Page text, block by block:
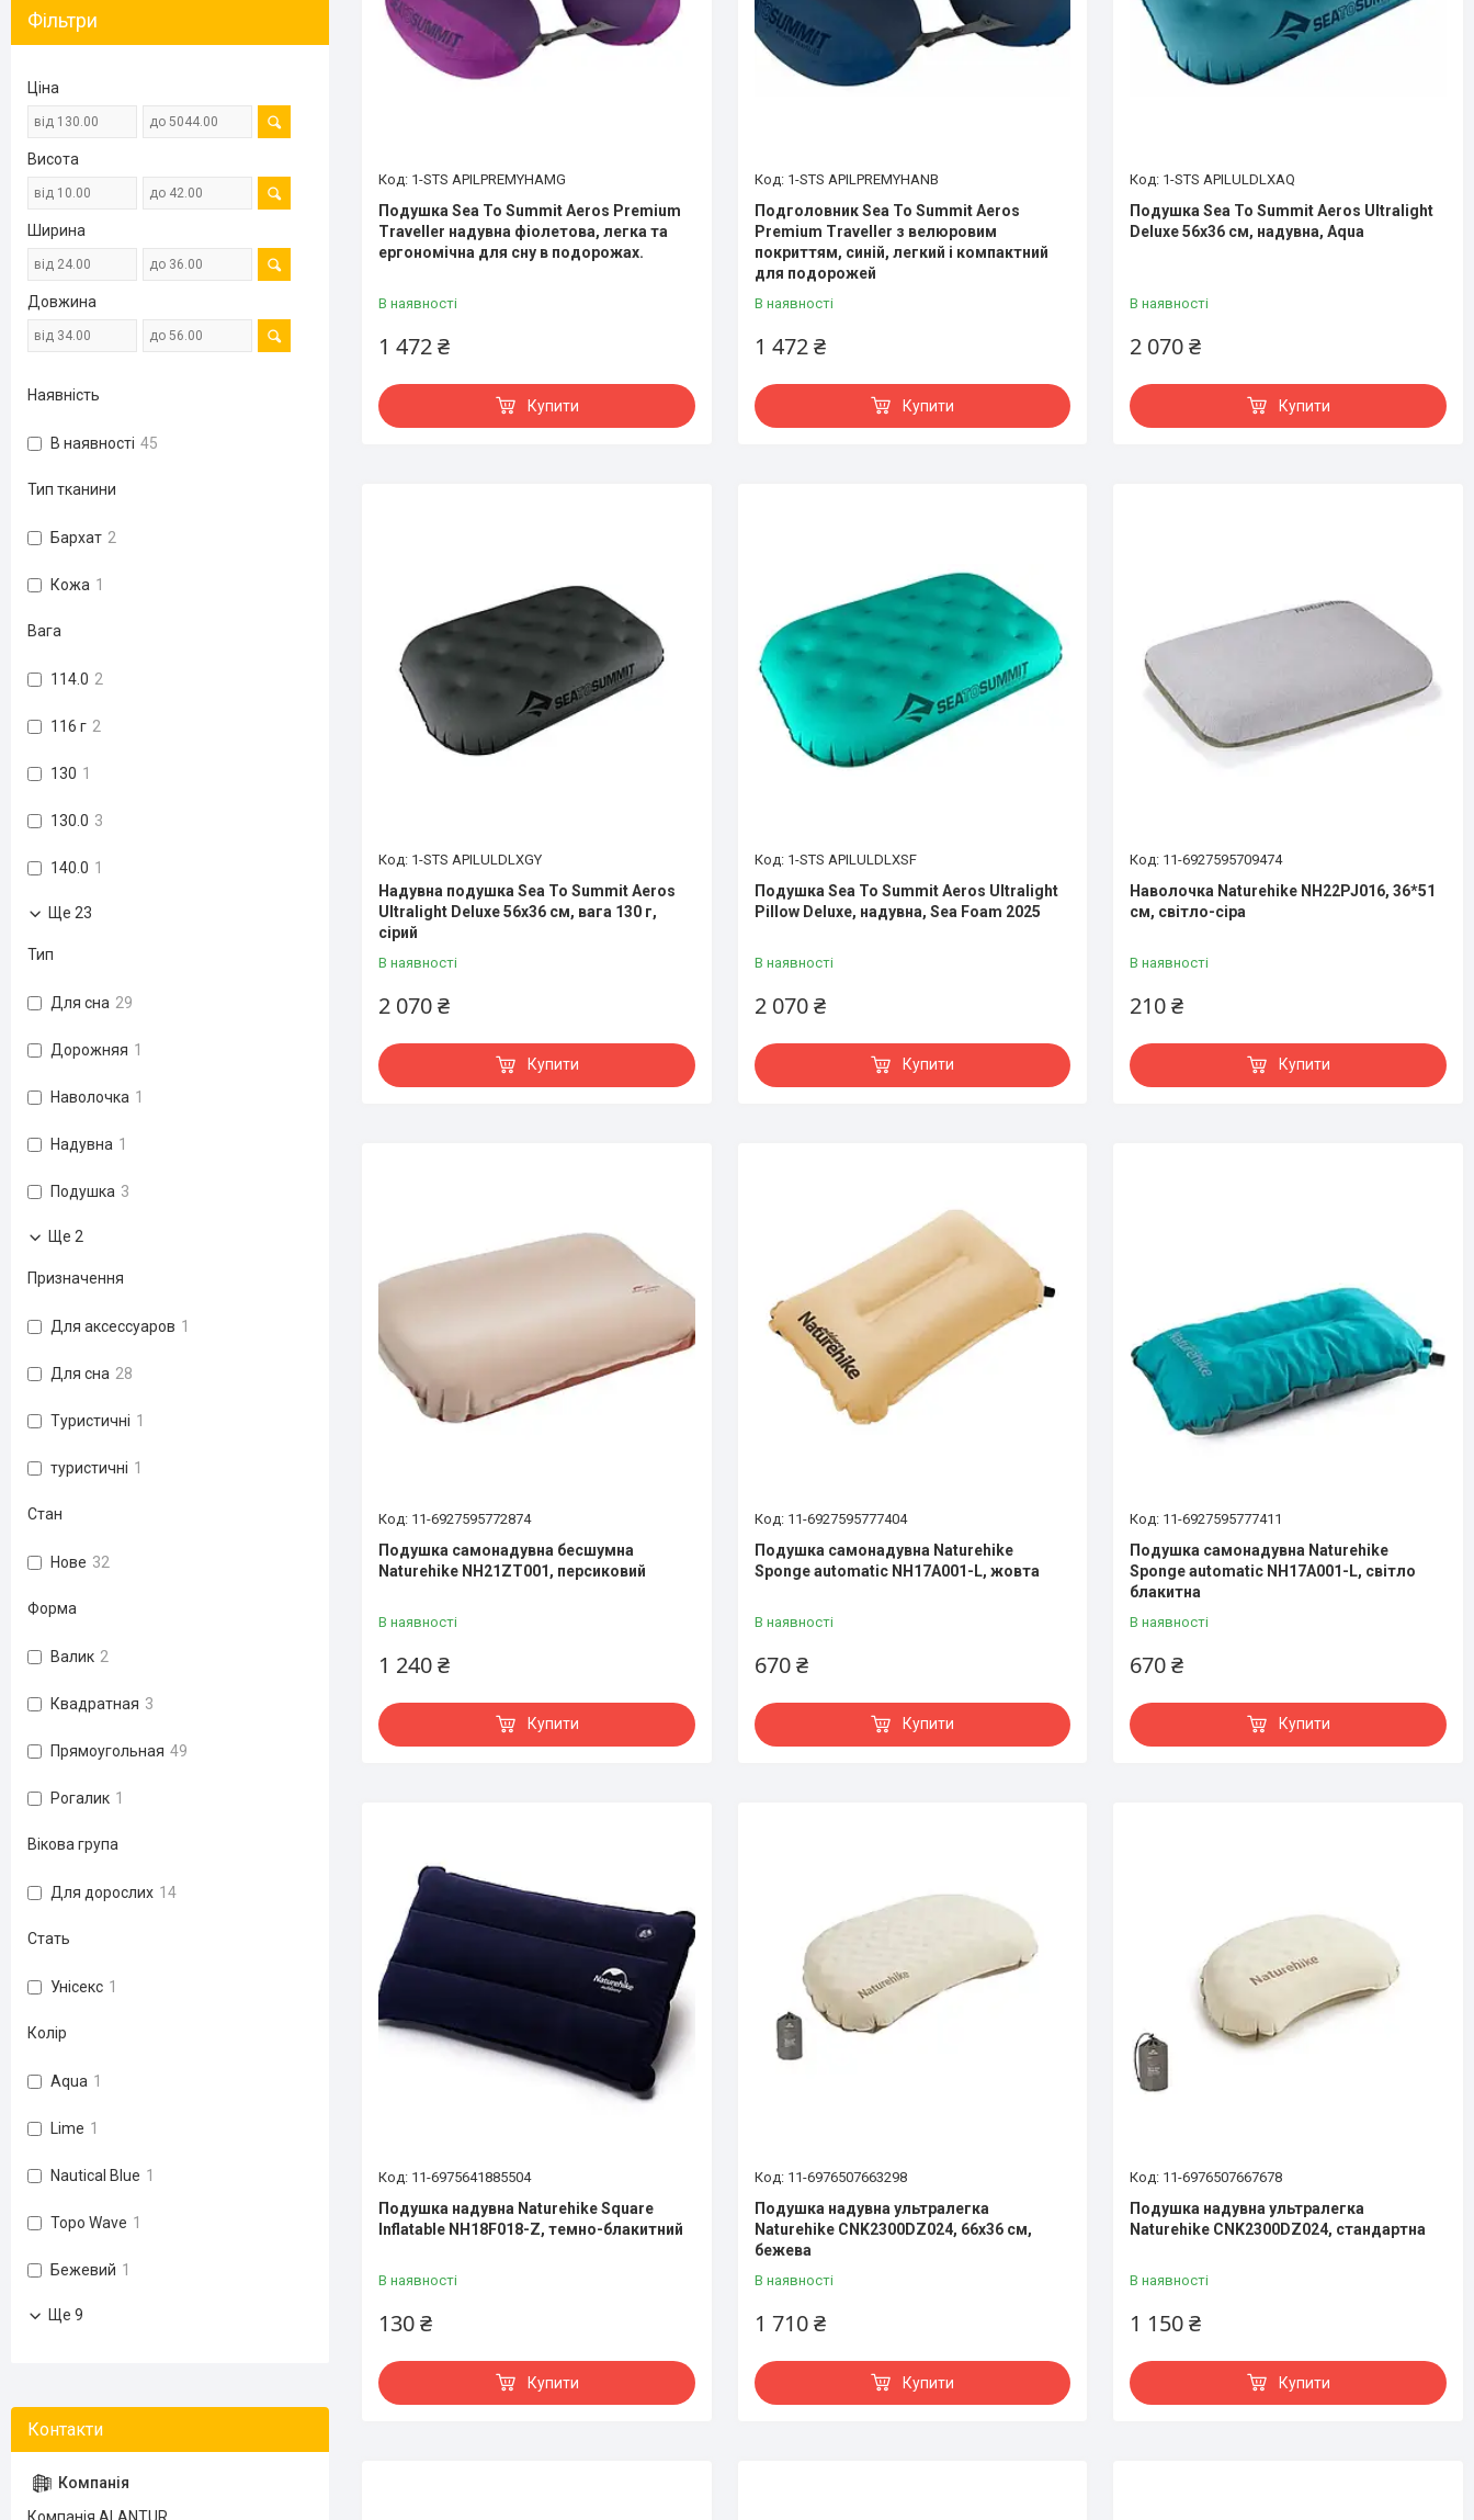
1-STS APILPREMYHAMG
Подушка Sea To Summit Aeros Premium
Traveller надувна фіолетова, легка та
ергономічна для сну в подорожах.
В наявності
1 472 ₴
Купити
1-STS APILPREMYHANB
Подголовник Sea To Summit Aeros
Premium Traveller з велюровим
покриттям, синій, легкий і компактний
для подорожей
В наявності
1 472 ₴
Купити
1-STS APILULDLXAQ
Подушка Sea To Summit Aeros Ultralight
Deluxe 56x36 см, надувна, Aqua
В наявності
2 070 ₴
Купити
1-STS APILULDLXGY
Надувна подушка Sea To Summit Aeros
Ultralight Deluxe 56х36 см, вага 130 г,
сірий
В наявності
2 070 ₴
Купити
1-STS APILULDLXSF
Подушка Sea To Summit Aeros Ultralight
Pillow Deluxe, надувна, Sea Foam 2025
В наявності
2 070 ₴
Купити
11-6927595709474
Наволочка Naturehike NH22PJ016, 36*51
см, світло-сіра
В наявності
210 ₴
Купити
11-6927595772874
Подушка самонадувна бесшумна
Naturehike NH21ZT001, персиковий
В наявності
1 240 ₴
Купити
11-6927595777404
Подушка самонадувна Naturehike
Sponge automatic NH17A001-L, жовта
В наявності
670 ₴
Купити
11-6927595777411
Подушка самонадувна Naturehike
Sponge automatic NH17A001-L, світло
блакитна
В наявності
670 ₴
Купити
11-6975641885504
Подушка надувна Naturehike Square
Inflatable NH18F018-Z, темно-блакитний
В наявності
130 ₴
Купити
11-6976507663298
Подушка надувна ультралегка
Naturehike CNK2300DZ024, 66х36 см,
бежева
В наявності
1 710 ₴
Купити
11-6976507667678
Подушка надувна ультралегка
Naturehike CNK2300DZ024, стандартна
В наявності
1 150 ₴
Купити
Фільтри
Ціна
Висота
Ширина
Довжина
Наявність
В наявності 45
Тип тканини
Бархат 2
Кожа 1
Вага
114.0 2
116 г 2
130 1
130.0 3
140.0 1
Ще 23
Тип
Для сна 29
Дорожняя 1
Наволочка 1
Надувна 1
Подушка 3
Ще 2
Призначення
Для аксессуаров 1
Для сна 28
Туристичні 1
туристичні 1
Стан
Нове 32
Форма
Валик 2
Квадратная 3
Прямоугольная 49
Рогалик 1
Вікова група
Для дорослих 14
Стать
Унісекс 1
Колір
Aqua 1
Lime 1
Nautical Blue 1
Topo Wave 1
Бежевий 1
Ще 9